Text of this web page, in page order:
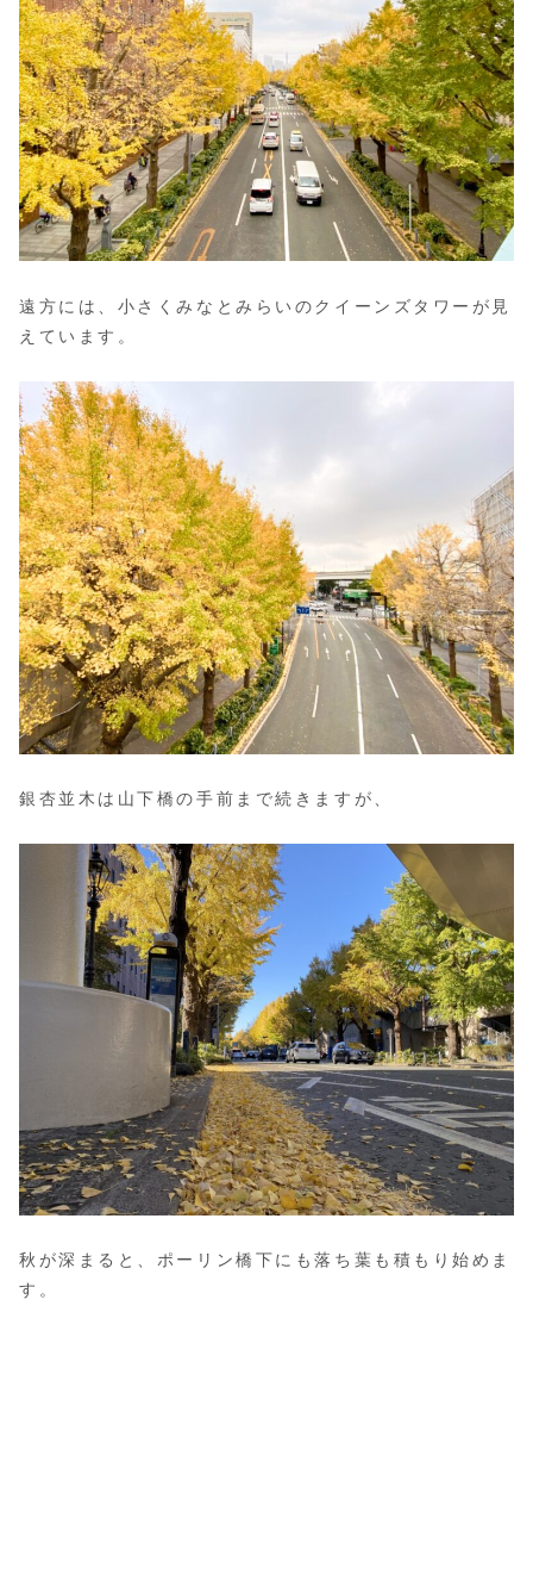
遠方には、小さくみなとみらいのクイーンズタワーが見
えています。
銀杏並木は山下橋の手前まで続きますが、
秋が深まると、ポーリン橋下にも落ち葉も積もり始めま
す。